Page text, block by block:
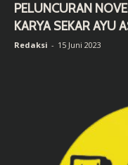
PELUNCURAN
KARYA SEKAR AYU
Redaksi - 15 Juni 2023